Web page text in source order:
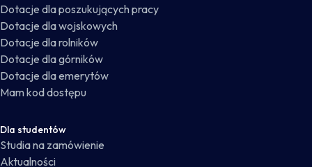
Dotacje dla poszukujących pracy
Dotacje dla wojskowych
Dotacje dla rolników
Dotacje dla górników
Dotacje dla emerytów
Mam kod dostępu
Dla studentów
Studia na zamówienie
Aktualności